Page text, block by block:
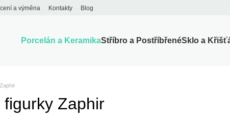
a výměna Kontakty Blog
Porcelán a KeramikaStříbro a PostříbřenéSklo a
Zaphir
Zaphir